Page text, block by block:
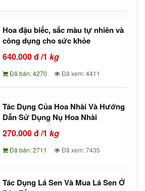
Hoa đậu biếc, sắc màu tự nhiên và
công dụng cho sức khỏe
640.000đ/1 kg
Đã bán: 4270 Đã xem: 4411
Tác Dụng Của Hoa Nhài Và Hướng
Dẫn Sử Dụng Nụ Hoa Nhài
270.000đ/1 kg
Đã bán: 2711 Đã xem: 7435
Tác Dụng Lá Sen Và Mua Lá Sen Ở